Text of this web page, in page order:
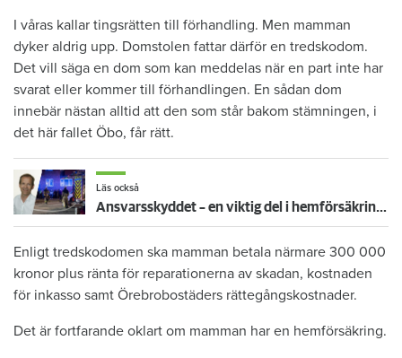
I våras kallar tingsrätten till förhandling. Men mamman
dyker aldrig upp. Domstolen fattar därför en tredskodom.
Det vill säga en dom som kan meddelas när en part inte har
svarat eller kommer till förhandlingen. En sådan dom
innebär nästan alltid att den som står bakom stämningen, i
det här fallet Öbo, får rätt.
Läs också
Ansvarsskyddet – en viktig del i hemförsäkringen
Enligt tredskodomen ska mamman betala närmare 300 000
kronor plus ränta för reparationerna av skadan, kostnaden
för inkasso samt Örebrobostäders rättegångskostnader.
Det är fortfarande oklart om mamman har en hemförsäkring.